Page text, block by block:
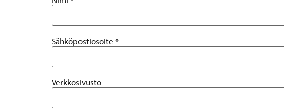
Sähköpostiosoite *
Verkkosivusto